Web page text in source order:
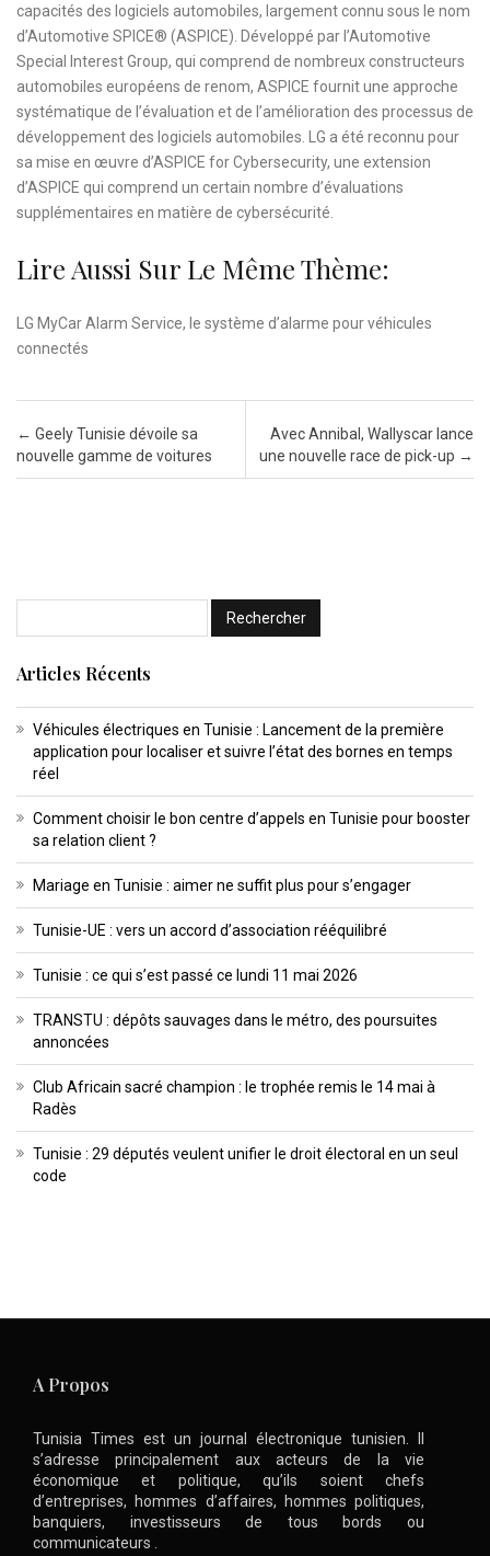
capacités des logiciels automobiles, largement connu sous le nom
d’Automotive SPICE® (ASPICE). Développé par l’Automotive
Special Interest Group, qui comprend de nombreux constructeurs
automobiles européens de renom, ASPICE fournit une approche
systématique de l’évaluation et de l’amélioration des processus de
développement des logiciels automobiles. LG a été reconnu pour
sa mise en œuvre d’ASPICE for Cybersecurity, une extension
d’ASPICE qui comprend un certain nombre d’évaluations
supplémentaires en matière de cybersécurité.
Lire Aussi Sur Le Même Thème:
LG MyCar Alarm Service, le système d’alarme pour véhicules
connectés
Post navigation
← Geely Tunisie dévoile sa
nouvelle gamme de voitures
Avec Annibal, Wallyscar lance
une nouvelle race de pick-up →
Articles Récents
Véhicules électriques en Tunisie : Lancement de la première
application pour localiser et suivre l’état des bornes en temps
réel
Comment choisir le bon centre d’appels en Tunisie pour booster
sa relation client ?
Mariage en Tunisie : aimer ne suffit plus pour s’engager
Tunisie-UE : vers un accord d’association rééquilibré
Tunisie : ce qui s’est passé ce lundi 11 mai 2026
TRANSTU : dépôts sauvages dans le métro, des poursuites
annoncées
Club Africain sacré champion : le trophée remis le 14 mai à
Radès
Tunisie : 29 députés veulent unifier le droit électoral en un seul
code
A Propos
Tunisia Times est un journal électronique tunisien. Il
s’adresse principalement aux acteurs de la vie
économique et politique, qu’ils soient chefs
d’entreprises, hommes d’affaires, hommes politiques,
banquiers, investisseurs de tous bords ou
communicateurs .